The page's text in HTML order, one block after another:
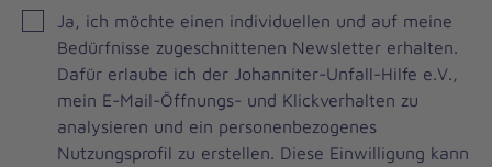
Einwilligung
Johanniter-
Unfall-
Hilfe-
Newsletter
Ja, ich möchte einen individuellen und auf meine
Bedürfnisse zugeschnittenen Newsletter erhalten.
Dafür erlaube ich der Johanniter-Unfall-Hilfe e.V.,
mein E-Mail-Öffnungs- und Klickverhalten zu
analysieren und ein personenbezogenes
Nutzungsprofil zu erstellen. Diese Einwilligung kann